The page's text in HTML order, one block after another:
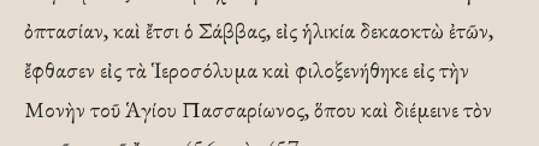
ὀπτασίαν, καὶ ἔτσι ὁ Σάββας, εἰς ἡλικία δεκαοκτὼ ἐτῶν,
ἔφθασεν εἰς τὰ Ἱεροσόλυμα καὶ φιλοξενήθηκε εἰς τὴν
Μονὴν τοῦ Ἁγίου Πασσαρίωνος, ὅπου καὶ διέμεινε τὸν